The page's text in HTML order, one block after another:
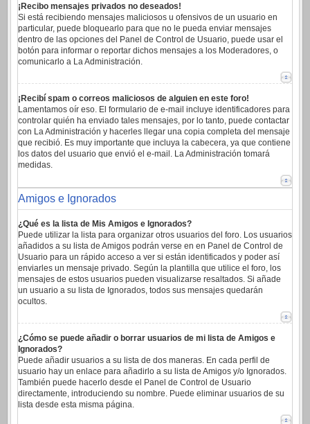
¡Recibo mensajes privados no deseados!
Si está recibiendo mensajes maliciosos u ofensivos de un usuario en
particular, puede bloquearlo para que no le pueda enviar mensajes
dentro de las opciones del Panel de Control de Usuario, puede usar el
botón para informar o reportar dichos mensajes a los Moderadores, o
comunicarlo a La Administración.
¡Recibí spam o correos maliciosos de alguien en este foro!
Lamentamos oír eso. El formulario de e-mail incluye identificadores para
controlar quién ha enviado tales mensajes, por lo tanto, puede contactar
con La Administración y hacerles llegar una copia completa del mensaje
que recibió. Es muy importante que incluya la cabecera, ya que contiene
los datos del usuario que envió el e-mail. La Administración tomará
medidas.
Amigos e Ignorados
¿Qué es la lista de Mis Amigos e Ignorados?
Puede utilizar la lista para organizar otros usuarios del foro. Los usuarios
añadidos a su lista de Amigos podrán verse en en Panel de Control de
Usuario para un rápido acceso a ver si están identificados y poder así
enviarles un mensaje privado. Según la plantilla que utilice el foro, los
mensajes de estos usuarios pueden visualizarse resaltados. Si añade
un usuario a su lista de Ignorados, todos sus mensajes quedarán
ocultos.
¿Cómo se puede añadir o borrar usuarios de mi lista de Amigos e
Ignorados?
Puede añadir usuarios a su lista de dos maneras. En cada perfil de
usuario hay un enlace para añadirlo a su lista de Amigos y/o Ignorados.
También puede hacerlo desde el Panel de Control de Usuario
directamente, introduciendo su nombre. Puede eliminar usuarios de su
lista desde esta misma página.